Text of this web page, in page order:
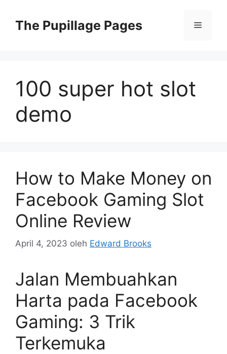
The Pupillage Pages Menu
100 super hot slot
demo
How to Make Money on
Facebook Gaming Slot
Online Review
April 4, 2023 oleh Edward Brooks
Jalan Membuahkan
Harta pada Facebook
Gaming: 3 Trik
Terkemuka